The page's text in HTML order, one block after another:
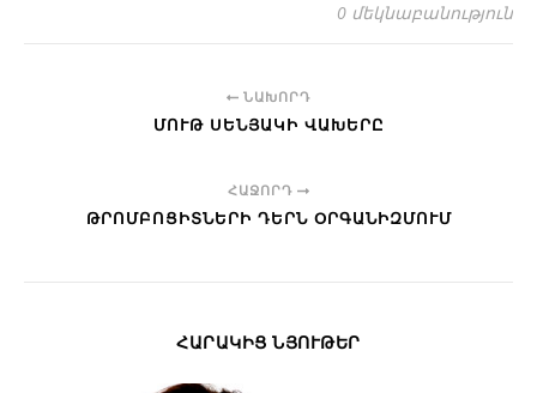
0 մեկնաբանություն
ՆԱԽՈՐԴ
ՄՈՒԹ ՍԵՆՅԱԿԻ ՎԱԽԵՐԸ
ՀԱՋՈՐԴ
ԹՐՈՄԲՈՑԻՏՆԵՐԻ ԴԵՐՆ ՕՐԳԱՆԻԶՄՈՒՄ
ՀԱՐԱԿԻՑ ՆՅՈՒԹԵՐ